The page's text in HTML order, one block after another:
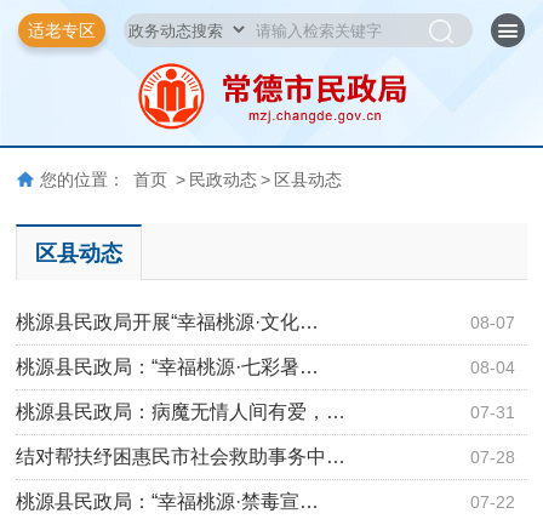
适老专区
您的位置： 首页 > 民政动态 > 区县动态
区县动态
08-07
桃源县民政局开展“幸福桃源·文化…
08-04
桃源县民政局：“幸福桃源·七彩暑…
07-31
桃源县民政局：病魔无情人间有爱，…
07-28
结对帮扶纾困惠民市社会救助事务中…
07-22
桃源县民政局：“幸福桃源·禁毒宣…